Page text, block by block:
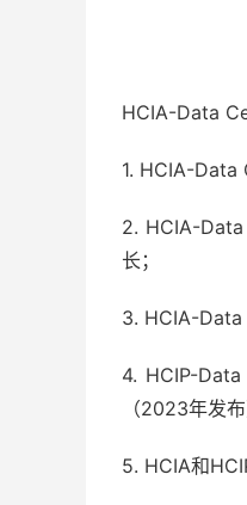
HCIA-Data
1. HCIA-Data
2. HCIA-
长；
3. HCIA-Data
4. HCIP-
（2023年发
5. HCIA和